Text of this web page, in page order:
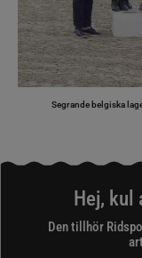
Segrande belgiska
Hej,
Den tillhör